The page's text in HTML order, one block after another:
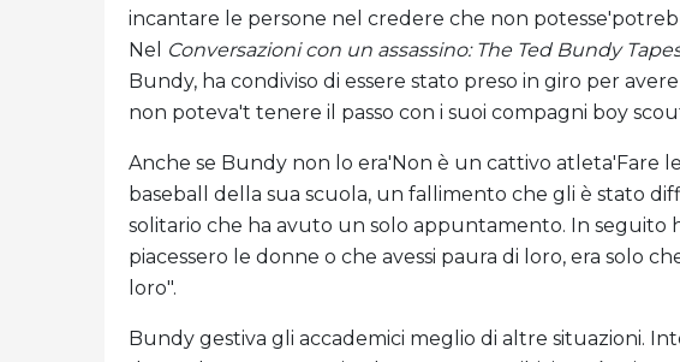
incantare le persone nel credere che non
Nel
Conversazioni con un assassino: The Ted Bundy
Bundy, ha condiviso di essere stato preso in giro per
non poteva't tenere il passo con i suoi compagni boy
Anche se Bundy non lo era'Non è un cattivo atleta'Fare
baseball della sua scuola, un fallimento che gli è stato
solitario che ha avuto un solo appuntamento. In seguito
piacessero le donne o che avessi paura di loro, era solo
loro".
Bundy gestiva gli accademici meglio di altre situazioni.